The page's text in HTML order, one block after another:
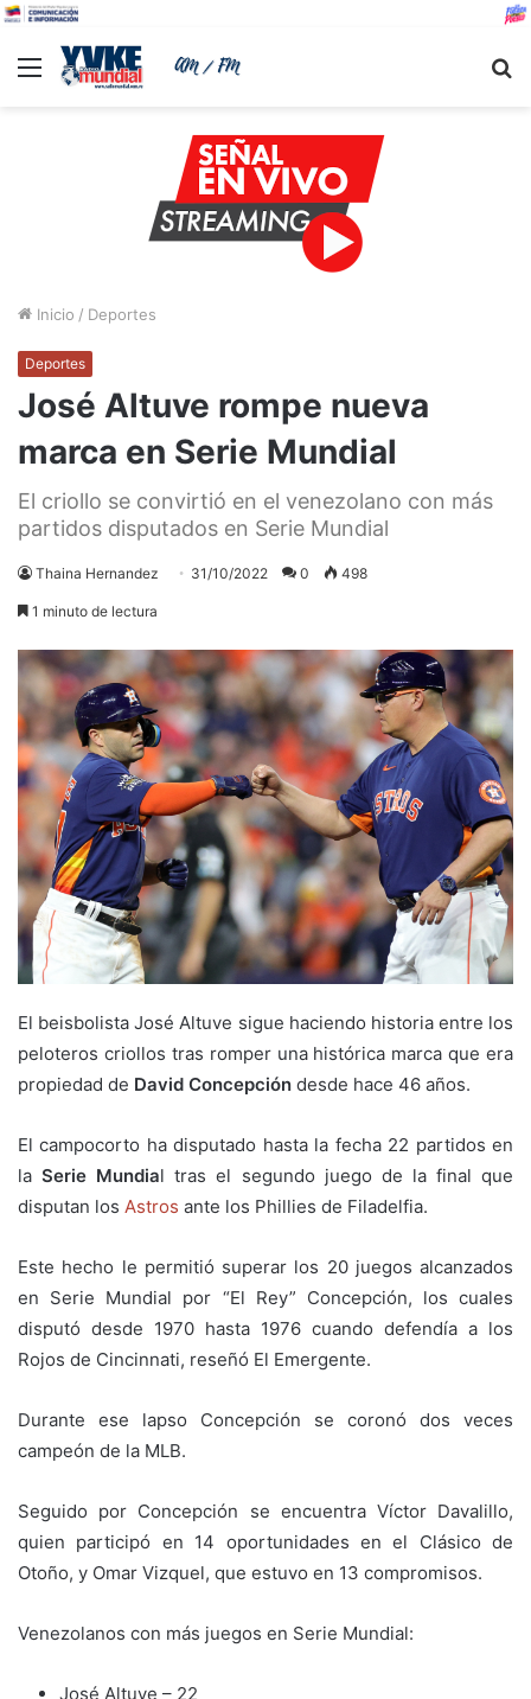
Menu
Inicio / Deportes
Deportes
José Altuve rompe nueva
marca en Serie Mundial
El criollo se convirtió en el venezolano con más
partidos disputados en Serie Mundial
Thaina Hernandez 31/10/2022 0 498
1 minuto de lectura
El beisbolista José Altuve sigue haciendo historia entre los
peloteros criollos tras romper una histórica marca que era
propiedad de David Concepción desde hace 46 años.
El campocorto ha disputado hasta la fecha 22 partidos en
laSerie Mundial tras el segundo juego de la final que
disputan los Astros ante los Phillies de Filadelfia.
Este hecho le permitió superar los 20 juegos alcanzados
en Serie Mundial por “El Rey” Concepción, los cuales
disputó desde 1970 hasta 1976 cuando defendía a los
Rojos de Cincinnati, reseñó El Emergente.
Durante ese lapso Concepción se coronó dos veces
campeón de la MLB.
Seguido por Concepción se encuentra Víctor Davalillo,
quien participó en 14 oportunidades en el Clásico de
Otoño, y Omar Vizquel, que estuvo en 13 compromisos.
Venezolanos con más juegos en Serie Mundial:
José Altuve – 22